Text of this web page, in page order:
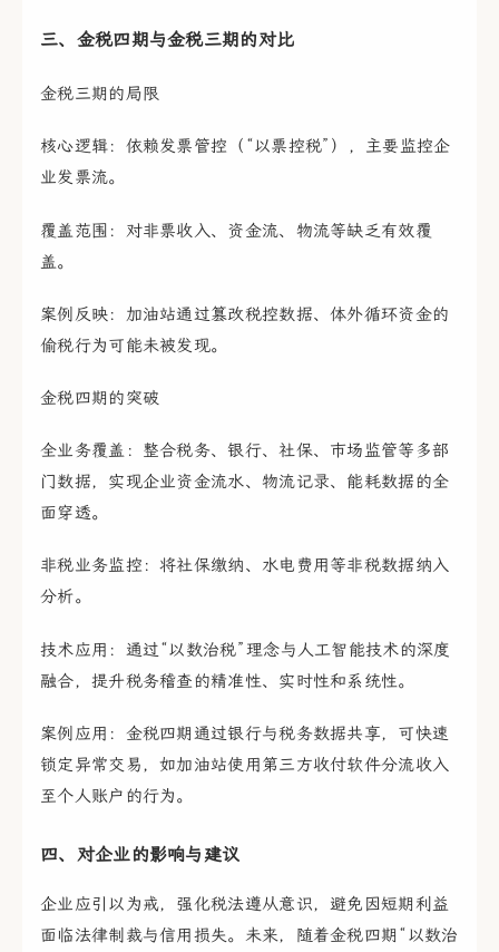
三、金税四期与金税三期的对比
金税三期的局限
核心逻辑：依赖发票管控（“以票控税”），主要监控企
业发票流。
覆盖范围：对非票收入、资金流、物流等缺乏有效覆
盖。
案例反映：加油站通过篡改税控数据、体外循环资金的
偷税行为可能未被发现。
金税四期的突破
全业务覆盖：整合税务、银行、社保、市场监管等多部
门数据，实现企业资金流水、物流记录、能耗数据的全
面穿透。
非税业务监控：将社保缴纳、水电费用等非税数据纳入
分析。
技术应用：通过“以数治税”理念与人工智能技术的深度
融合，提升税务稽查的精准性、实时性和系统性。
案例应用：金税四期通过银行与税务数据共享，可快速
锁定异常交易，如加油站使用第三方收付软件分流收入
至个人账户的行为。
四、对企业的影响与建议
企业应引以为戒，强化税法遵从意识，避免因短期利益
面临法律制裁与信用损失。未来，随着金税四期“以数治